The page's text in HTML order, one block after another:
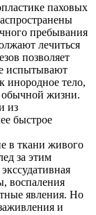
паховых
пребывания
лечиться
позволяет
испытывают
инородное тело,
обычной жизни.
из
быстрое
в ткани живого
за этим
воспаления
явления. Но
и